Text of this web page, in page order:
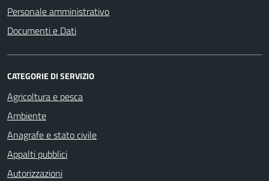
Personale amministrativo
Documenti e Dati
CATEGORIE DI SERVIZIO
Agricoltura e pesca
Ambiente
Anagrafe e stato civile
Appalti pubblici
Autorizzazioni